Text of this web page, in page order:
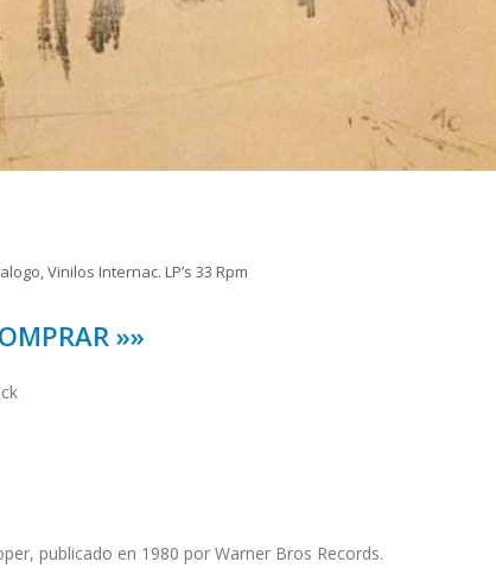
,Vinilos Internac. LP’s 33 Rpm
»»
publicado en 1980 por Warner Bros Records.